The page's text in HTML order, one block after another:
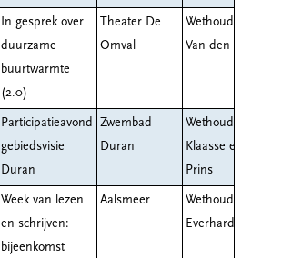
In gesprek over
duurzame
buurtwarmte
(2.0)
Theater De
Omval
Wethouder
Van den Berg
Participatieavond
gebiedsvisie
Duran
Zwembad
Duran
Wethouders
Klaasse en
Prins
Week van lezen
en schrijven:
bijeenkomst
Aalsmeer
Wethouder
Everhardt